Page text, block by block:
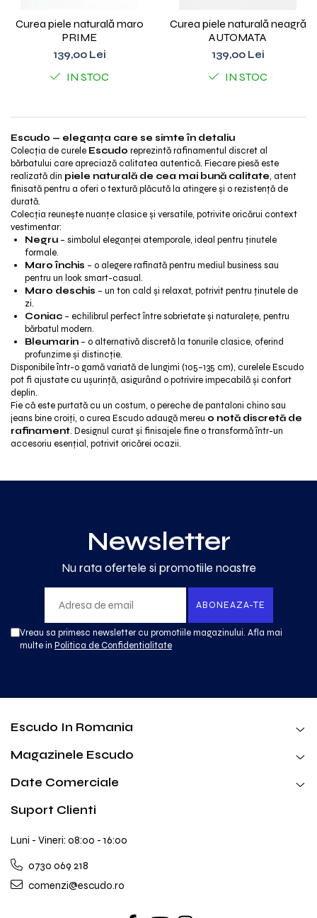
Curea piele naturală maro
PRIME
139,00 Lei
IN STOC
Curea piele naturală neagră
AUTOMATA
139,00 Lei
IN STOC
Escudo — eleganța care se simte în detaliu
Colecția de curele Escudo reprezintă rafinamentul discret al
bărbatului care apreciază calitatea autentică. Fiecare piesă este
realizată din piele naturală de cea mai bună calitate, atent
finisată pentru a oferi o textură plăcută la atingere și o rezistență de
durată.
Colecția reunește nuanțe clasice și versatile, potrivite oricărui context
vestimentar:
Negru – simbolul eleganței atemporale, ideal pentru ținutele
formale.
Maro închis – o alegere rafinată pentru mediul business sau
pentru un look smart-casual.
Maro deschis – un ton cald și relaxat, potrivit pentru ținutele de
zi.
Coniac – echilibrul perfect între sobrietate și naturalețe, pentru
bărbatul modern.
Bleumarin – o alternativă discretă la tonurile clasice, oferind
profunzime și distincție.
Disponibile într-o gamă variată de lungimi (105–135 cm), curelele Escudo
pot fi ajustate cu ușurință, asigurând o potrivire impecabilă și confort
deplin.
Fie că este purtată cu un costum, o pereche de pantaloni chino sau
jeans bine croiți, o curea Escudo adaugă mereu o notă discretă de
rafinament. Designul curat și finisajele fine o transformă într-un
accesoriu esențial, potrivit oricărei ocazii.
Newsletter
Nu rata ofertele si promotiile noastre
Vreau sa primesc newsletter cu promotiile magazinului. Afla mai
multe in Politica de Confidentialitate
Escudo In Romania
Magazinele Escudo
Date Comerciale
Suport Clienti
Luni - Vineri: 08:00 - 16:00
0730 069 218
comenzi@escudo.ro